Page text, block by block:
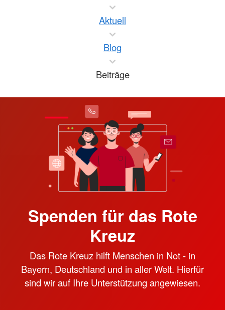
Aktuell
Blog
Beiträge
Spenden für das Rote
Kreuz
Das Rote Kreuz hilft Menschen in Not - in
Bayern, Deutschland und in aller Welt. Hierfür
sind wir auf Ihre Unterstützung angewiesen.